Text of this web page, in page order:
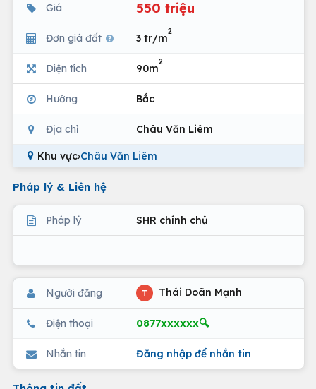
Giá 550 triệu
Đơn giá đất 3 tr/m
2
Diện tích 90m
2
Hướng Bắc
Địa chỉ Châu Văn Liêm
Khu vực›Châu Văn Liêm
Pháp lý & Liên hệ
Pháp lý SHR chính chủ
Người đăng T Thái Doãn Mạnh
Điện thoại 0877xxxxxx🔍
Nhắn tin Đăng nhập để nhắn tin